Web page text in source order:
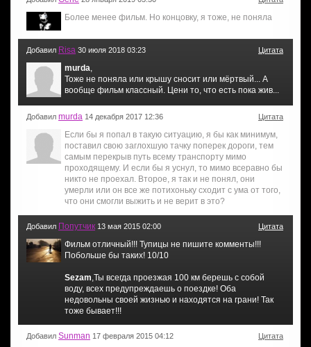
Более менее фильм. Но концовку, я тоже, не поняла
Добавил Risa 30 июля 2018 03:23 Цитата
murda,
Тоже не поняла или крышу сносит или мёртвый... А
вообще фильм классный. Цени то, что есть пока жив...
Добавил murda 14 декабря 2017 12:36 Цитата
Если бы я попал в такую ситуацию, я бы как минимум,
поставил свою заглохшую тачку поперек дороги, тем
самым перекрыв путь всему транспорту мимо
проходящему. И если бы я уснул, то мимо всеравно бы
никто не проехал. Второе, я так и не понял, они
умерли или он все же потихоньку сходит с ума от того,
что они смогли выжить и не верит в это?
Добавил Попутчик 13 мая 2015 02:00 Цитата
Фильм отличный!!! Тупицы не пишите комменты!!!
Побольше бы таких! 10/10
Sezam,Ты всегда проезжая 100 км берешь с собой
воду, всех предупреждаешь о поездке! Оба
недовольны своей жизнью и находятся на грани! Так
тоже бывает!!!
Добавил Sunman 17 февраля 2015 04:12 Цитата